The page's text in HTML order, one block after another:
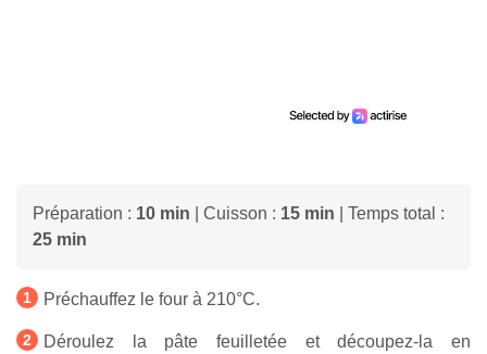
Préparation : 10 min | Cuisson : 15 min | Temps total :
25 min
Préchauffez le four à 210°C.
Déroulez la pâte feuilletée et découpez-la en